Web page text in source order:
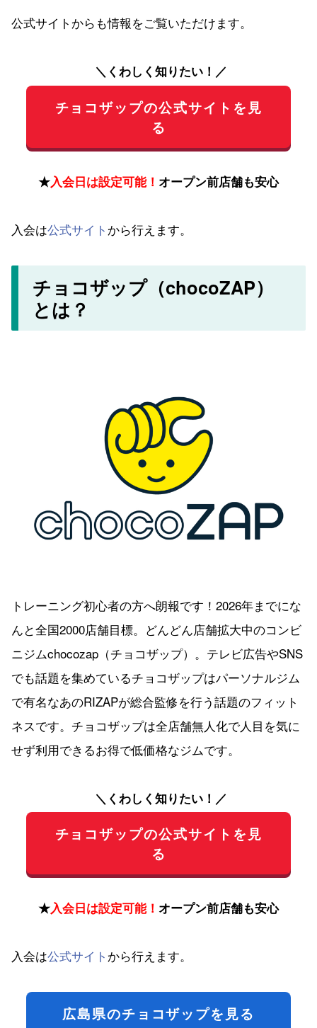
公式サイトからも情報をご覧いただけます。
＼くわしく知りたい！／
チョコザップの公式サイトを見
る
★入会日は設定可能！ オープン前店舗も安心
入会は公式サイト から行えます。
チョコザップ（chocoZAP）
とは？
トレーニング初心者の方へ朗報です！2026年までにな
んと全国2000店舗目標。どんどん店舗拡大中のコンビ
ニジムchocozap（チョコザップ）。テレビ広告やSNS
でも話題を集めているチョコザップはパーソナルジム
で有名なあのRIZAPが総合監修を行う話題のフィット
ネスです。チョコザップは全店舗無人化で人目を気に
せず利用できるお得で低価格なジムです。
＼くわしく知りたい！／
チョコザップの公式サイトを見
る
★入会日は設定可能！ オープン前店舗も安心
入会は公式サイト から行えます。
広島県のチョコザップを見る